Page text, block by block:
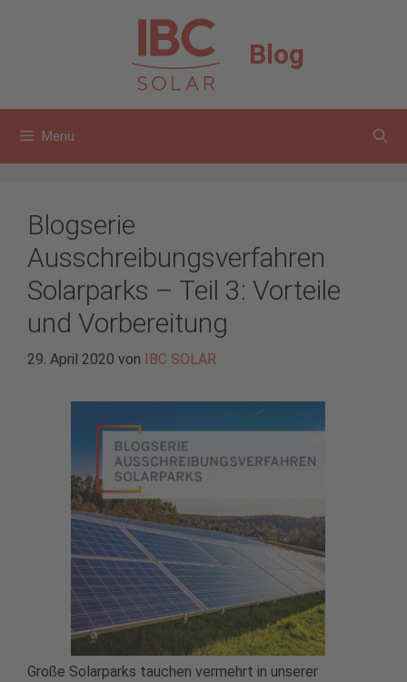
Blog
Menü
Blogserie
Ausschreibungsverfahren
Solarparks – Teil 3: Vorteile
und Vorbereitung
29. April 2020 von IBC SOLAR
Große Solarparks tauchen vermehrt in unserer